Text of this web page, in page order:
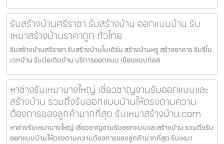
รับสร้างบ้านศรีราชา รับสร้างบ้าน ออกแบบบ้าน รับ
เหมาสร้างบ้านราคาถูก ทั่วไทย
รับสร้างบ้านศรีราชา รับสร้างบ้านโมเดิร์น สร้างบ้านหรู สร้างอาคาร รับรีโน
เวทบ้าน รับต่อเติมบ้าน บริการออกแบบ เขียนแบบก่อส
หาช่างรับเหมาบางใหญ่ เชี่ยวชาญงานรับออกแบบและ
สร้างบ้าน รวมถึงรับออกแบบบ้านให้ตรงตามความ
ต้องการของลูกค้ามากที่สุด รับเหมาสร้างบ้าน.com
หาช่างรับเหมาบางใหญ่ เชี่ยวชาญงานรับออกแบบและสร้างบ้าน รวมถึงรับ
ออกแบบบ้านให้ตรงตามความต้องการของลูกค้ามากที่สุด รับเหมา